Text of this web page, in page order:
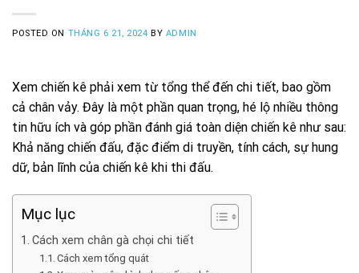
POSTED ON THÁNG 6 21, 2024 BY ADMIN
Xem chiến kê phải xem từ tổng thể đến chi tiết, bao gồm
cả chân vảy. Đây là một phần quan trọng, hé lộ nhiều thông
tin hữu ích và góp phần đánh giá toàn diện chiến kê như sau:
Khả năng chiến đấu, đặc điểm di truyền, tính cách, sự hung
dữ, bản lĩnh của chiến kê khi thi đấu.
Mục lục
Cách xem chân gà chọi chi tiết
Cách xem tổng quát